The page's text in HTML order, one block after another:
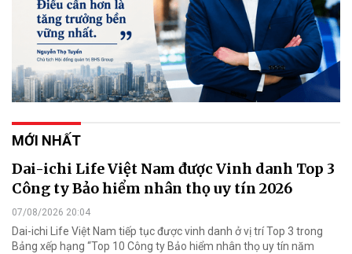
MỚI NHẤT
Dai-ichi Life Việt Nam được Vinh danh Top 3
Công ty Bảo hiểm nhân thọ uy tín 2026
07/08/2026 20:04
Dai-ichi Life Việt Nam tiếp tục được vinh danh ở vị trí Top 3 trong
Bảng xếp hạng “Top 10 Công ty Bảo hiểm nhân thọ uy tín năm